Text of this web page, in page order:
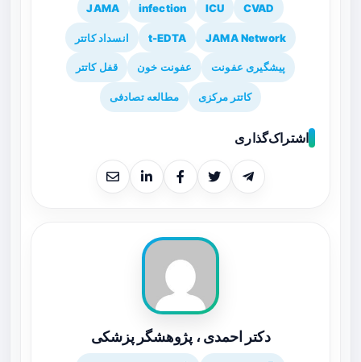
CVAD
ICU
infection
JAMA
JAMA Network
t-EDTA انسداد کاتتر
پیشگیری عفونت عفونت خون قفل کاتتر
کاتتر مرکزی مطالعه تصادفی
اشتراک‌گذاری
دکتر احمدی ، پژوهشگر پزشکی